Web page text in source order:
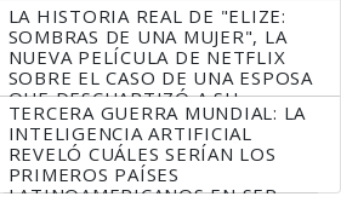
LA HISTORIA REAL DE "ELIZE:
SOMBRAS DE UNA MUJER", LA
NUEVA PELÍCULA DE NETFLIX
SOBRE EL CASO DE UNA ESPOSA
QUE DESCUARTIZÓ A SU
MARIDO
TERCERA GUERRA MUNDIAL: LA
INTELIGENCIA ARTIFICIAL
REVELÓ CUÁLES SERÍAN LOS
PRIMEROS PAÍSES
LATINOAMERICANOS EN SER